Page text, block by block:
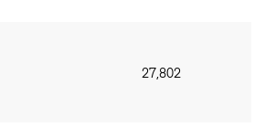
27,802